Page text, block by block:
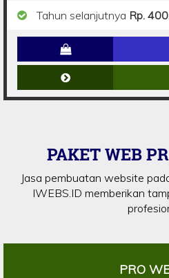
Tahun selanjutnya Rp.
PAKET WEB
Jasa pembuatan website
IWEBS.ID memberikan
PRO